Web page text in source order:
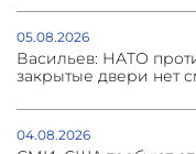
05.08.2026
Васильев: НАТО
закрытые двери нет
04.08.2026